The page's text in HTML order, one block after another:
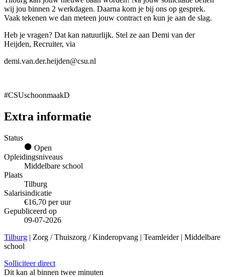
wij jou binnen 2 werkdagen. Daarna kom je bij ons op gesprek.
Vaak tekenen we dan meteen jouw contract en kun je aan de slag.
Heb je vragen? Dat kan natuurlijk. Stel ze aan Demi van der
Heijden, Recruiter, via
demi.van.der.heijden@csu.nl
#CSUschoonmaakD
Extra informatie
Status
Open
Opleidingsniveaus
Middelbare school
Plaats
Tilburg
Salarisindicatie
€16,70 per uur
Gepubliceerd op
09-07-2026
Tilburg | Zorg / Thuiszorg / Kinderopvang | Teamleider | Middelbare
school
Solliciteer direct
Dit kan al binnen twee minuten